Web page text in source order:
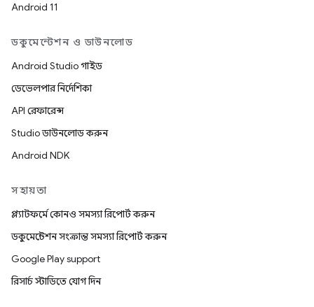
Android 11
ডকুমেন্টেশন ও ডাউনলোড
Android Studio গাইড
ডেভেলপার নির্দেশিকা
API রেফারেন্স
Studio ডাউনলোড করুন
Android NDK
সহায়তা
প্ল্যাটফর্মে কোনও সমস্যা রিপোর্ট করুন
ডকুমেন্টেশন সংক্রান্ত সমস্যা রিপোর্ট করুন
Google Play support
রিসার্চ স্টাডিতে যোগ দিন